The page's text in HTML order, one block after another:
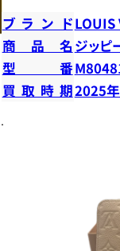
ブランドLOUIS
商品名 ジッピ
型番
買取時期2025